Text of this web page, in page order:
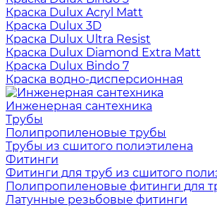
Краска Dulux Acryl Matt
Краска Dulux 3D
Краска Dulux Ultra Resist
Краска Dulux Diamond Extra Matt
Краска Dulux Bindo 7
Краска водно-дисперсионная
Инженерная сантехника
Трубы
Полипропиленовые трубы
Трубы из сшитого полиэтилена
Фитинги
Фитинги для труб из сшитого
Полипропиленовые фитинги для
Латунные резьбовые фитинги